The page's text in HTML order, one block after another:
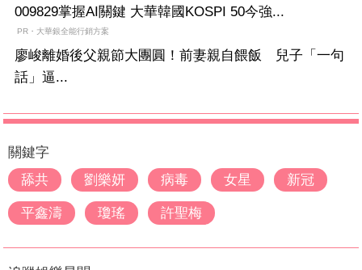
009829掌握AI關鍵 大華韓國KOSPI 50今強...
PR・大華銀全能行銷方案
廖峻離婚後父親節大團圓！前妻親自餵飯 兒子「一句
話」逼...
關鍵字
舔共
劉樂妍 病毒 女星 新冠
平鑫濤 瓊瑤 許聖梅